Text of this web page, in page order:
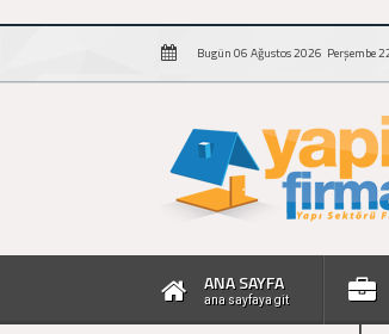
Bugün 06 Ağustos 2026 Perşembe
ANA SAYFA
ana sayfaya git